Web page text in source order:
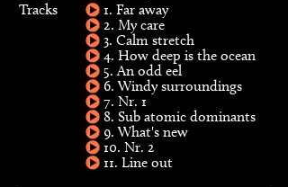
Tracks
1. Far away
2. My care
3. Calm stretch
4. How deep is the ocean
5. An odd eel
6. Windy surroundings
7. Nr. 1
8. Sub atomic dominants
9. What's new
10. Nr. 2
11. Line out